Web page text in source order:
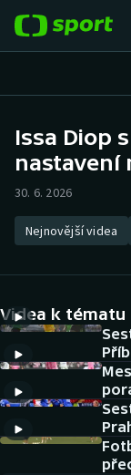
Hokej
Atletika
DALŠÍ SPORTY
Americký fotbal
Baseball a
NEPŘEHLÉDNĚTE
Historické
Issa Diop
nastavení
30. 6. 2026
Nejnovější videa
Videa k tématu